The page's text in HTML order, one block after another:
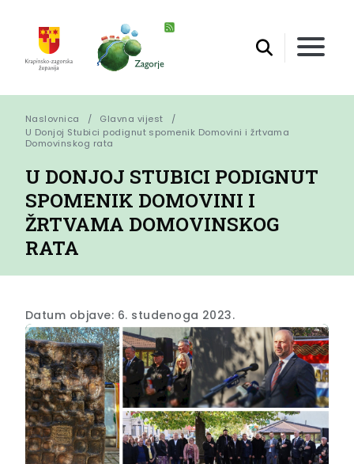
Naslovnica
Glavna vijest
U Donjoj Stubici podignut spomenik Domovini i žrtvama
Domovinskog rata
U DONJOJ STUBICI PODIGNUT
SPOMENIK DOMOVINI I
ŽRTVAMA DOMOVINSKOG
RATA
Datum objave: 6. studenoga 2023.